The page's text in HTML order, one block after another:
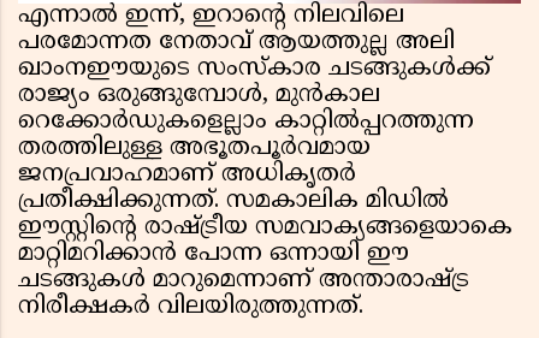
എന്നാൽ ഇന്ന്, ഇറാന്റെ നിലവിലെ
പരമോന്നത നേതാവ് ആയത്തുല്ല അലി
ഖാംനഈയുടെ സംസ്കാര ചടങ്ങുകൾക്ക്
രാജ്യം ഒരുങ്ങുമ്പോൾ, മുൻകാല
റെക്കോർഡുകളെല്ലാം കാറ്റിൽപ്പറത്തുന്ന
തരത്തിലുള്ള അഭൂതപൂർവമായ
ജനപ്രവാഹമാണ് അധികൃതർ
പ്രതീക്ഷിക്കുന്നത്. സമകാലിക മിഡിൽ
ഈസ്റ്റിന്റെ രാഷ്ട്രീയ സമവാക്യങ്ങളെയാകെ
മാറ്റിമറിക്കാൻ പോന്ന ഒന്നായി ഈ
ചടങ്ങുകൾ മാറുമെന്നാണ് അന്താരാഷ്ട്ര
നിരീക്ഷകർ വിലയിരുത്തുന്നത്.